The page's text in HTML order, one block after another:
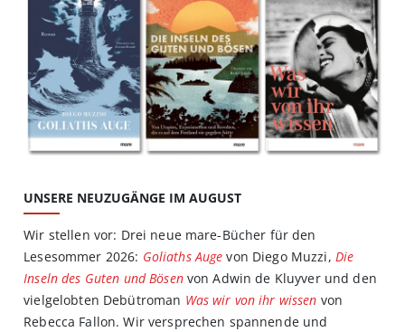
UNSERE NEUZUGÄNGE IM AUGUST
Wir stellen vor: Drei neue mare-Bücher für den
Lesesommer 2026: Goliaths Auge von Diego Muzzi, Die
Inseln des Guten und Bösenvon Adwin de Kluyver und den
vielgelobten Debütroman Was wir von ihr wissen von
Rebecca Fallon. Wir versprechen spannende und